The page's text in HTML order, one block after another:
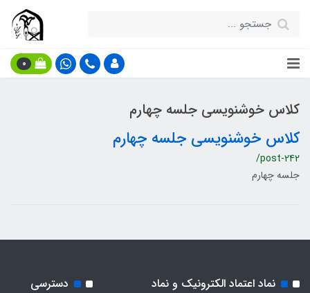
0
کلاس خوشنویسی جلسه چهارم
کلاس خوشنویسی جلسه چهارم
/post-242
جلسه چهارم
نماد اعتماد الکترونیک و نماد
دسترسی